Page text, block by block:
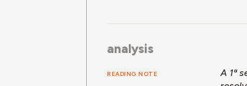
analysis
READING NOTE
A 1ª